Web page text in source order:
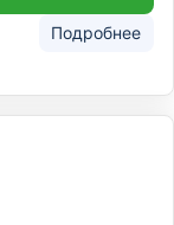
Подробнее